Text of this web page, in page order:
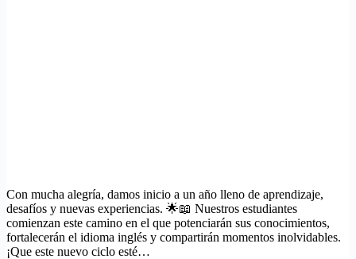
Con mucha alegría, damos inicio a un año lleno de aprendizaje,
desafíos y nuevas experiencias. 🌟📖 Nuestros estudiantes
comienzan este camino en el que potenciarán sus conocimientos,
fortalecerán el idioma inglés y compartirán momentos inolvidables.
¡Que este nuevo ciclo esté…